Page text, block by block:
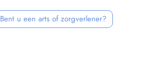
Bent u een arts of zorgverlener?